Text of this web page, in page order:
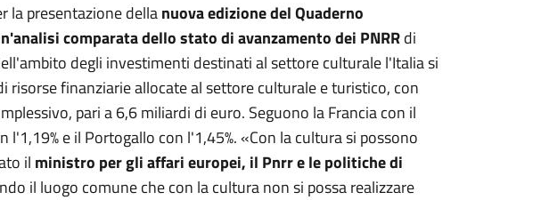
la presentazione dellanuova edizione del Quaderno
comparata dello stato di avanzamento dei PNRRdi
degli investimenti destinati al settore culturale l'Italia si
risorse finanziarie allocate al settore culturale e turistico, con
pari a 6,6 miliardi di euro. Seguono la Francia con il
l'1,19% e il Portogallo con l'1,45%. «Con la cultura si possono
il ministro per gli affari europei, il Pnrr e le politiche di
il luogo comune che con la cultura non si possa realizzare